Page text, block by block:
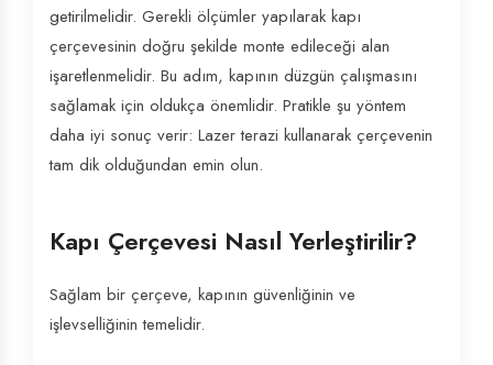
getirilmelidir. Gerekli ölçümler yapılarak kapı
çerçevesinin doğru şekilde monte edileceği alan
işaretlenmelidir. Bu adım, kapının düzgün çalışmasını
sağlamak için oldukça önemlidir. Pratikle şu yöntem
daha iyi sonuç verir: Lazer terazi kullanarak çerçevenin
tam dik olduğundan emin olun.
Kapı Çerçevesi Nasıl Yerleştirilir?
Sağlam bir çerçeve, kapının güvenliğinin ve
işlevselliğinin temelidir.